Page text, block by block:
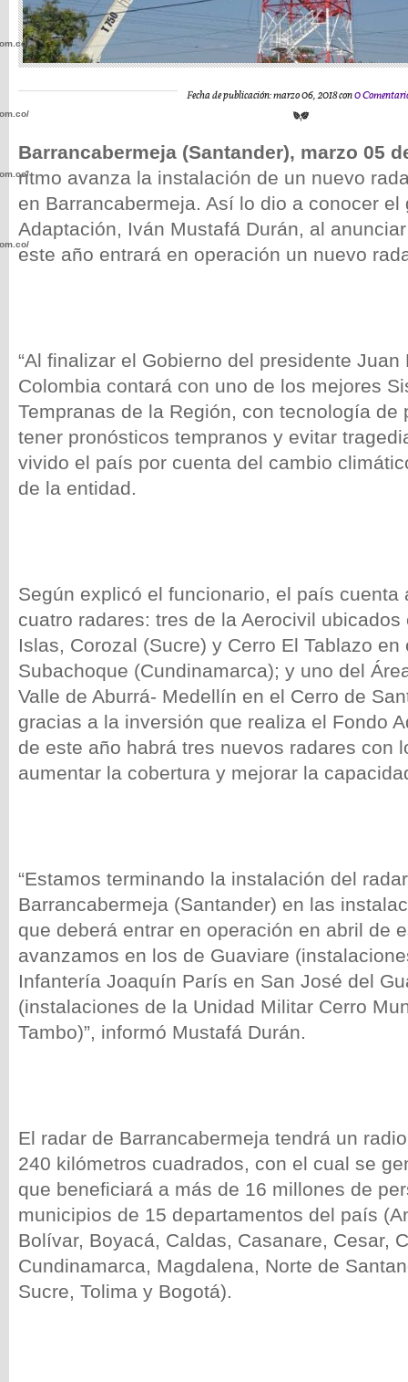
Fecha de publicación: marzo 06, 2018 con0
Barrancabermeja (Santander), marzo 05
ritmo avanza la instalación de un nuevo
en Barrancabermeja. Así lo dio a conocer el
Adaptación, Iván Mustafá Durán, al
este año entrará en operación un nuevo
“Al finalizar el Gobierno del presidente
Colombia contará con uno de los mejores
Tempranas de la Región, con tecnología de
tener pronósticos tempranos y evitar
vivido el país por cuenta del cambio
de la entidad.
Según explicó el funcionario, el país cuenta
cuatro radares: tres de la Aerocivil ubicados
Islas, Corozal (Sucre) y Cerro El Tablazo
Subachoque (Cundinamarca); y uno del
Valle de Aburrá- Medellín en el Cerro de
gracias a la inversión que realiza el Fondo
de este año habrá tres nuevos radares con
aumentar la cobertura y mejorar la
“Estamos terminando la instalación del
Barrancabermeja (Santander) en las
que deberá entrar en operación en abril de
avanzamos en los de Guaviare
Infantería Joaquín París en San José del
(instalaciones de la Unidad Militar Cerro
Tambo)”, informó Mustafá Durán.
El radar de Barrancabermeja tendrá un
240 kilómetros cuadrados, con el cual se
que beneficiará a más de 16 millones de
municipios de 15 departamentos del país
Bolívar, Boyacá, Caldas, Casanare, Cesar,
Cundinamarca, Magdalena, Norte de
Sucre, Tolima y Bogotá).
wp-
wp-
wp-
wp-
wp-
wp-